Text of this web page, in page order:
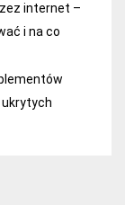
internet –
i na co